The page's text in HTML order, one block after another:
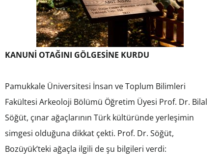
KANUNİ OTAĞINI GÖLGESİNE KURDU
Pamukkale Üniversitesi İnsan ve Toplum Bilimleri
Fakültesi Arkeoloji Bölümü Öğretim Üyesi Prof. Dr. Bilal
Söğüt, çınar ağaçlarının Türk kültüründe yerleşimin
simgesi olduğuna dikkat çekti. Prof. Dr. Söğüt,
Bozüyük’teki ağaçla ilgili de şu bilgileri verdi: